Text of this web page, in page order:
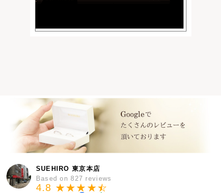
SUEHIRO 東京本店
Based on 827 reviews
4.8 ★★★★★
☆